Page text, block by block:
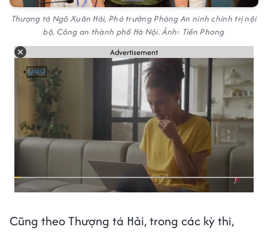
Thượng tá Ngô Xuân Hải, Phó trưởng Phòng An ninh chính trị nội
bộ, Công an thành phố Hà Nội. Ảnh: Tiền Phong
Advertisement
Cũng theo Thượng tá Hải, trong các kỳ thi,